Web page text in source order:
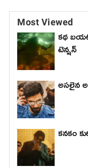
Most Viewed
కథ
టెన్షన్
అసలైన
కనకం